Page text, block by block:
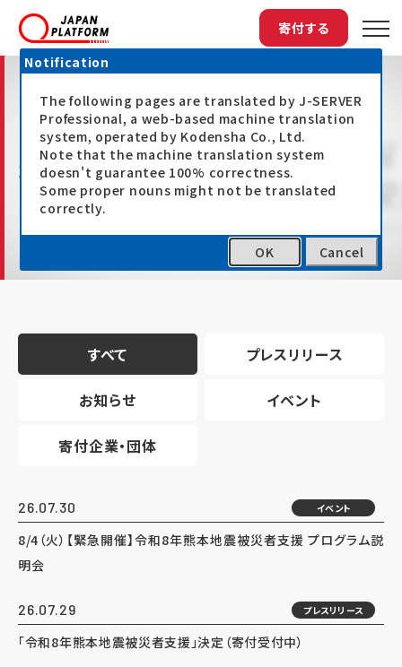
寄付する
最新情報
すべて プレスリリース
お知らせ イベント
寄付企業・団体
26.07.30 イベント
8/4（火）【緊急開催】令和8年熊本地震被災者支援 プログラム説
明会
26.07.29 プレスリリース
「令和8年熊本地震被災者支援」決定（寄付受付中）
Notification
The following pages are translated by J-SERVER
Professional, a web-based machine translation
system, operated by Kodensha Co., Ltd.
Note that the machine translation system
doesn't guarantee 100% correctness.
Some proper nouns might not be translated
correctly.
OK Cancel